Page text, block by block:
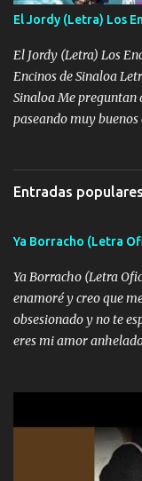
alteró de repente Mi
ha rajado pal
Peñasco Me fajó una
zapatos mi es...
El Jordy (Letra) Los
El Jordy (Letra) Los
Encinos de Sinaloa
Sinaloa Me preguntan
paseando muy
miraban trabajando la
familia que nunca les
mi esposa no se ra'ja
tumbaron prisionero
que estaban muy
enfiesto me gusta
responsable hay
me cuida de las
Entradas populares
Ya Borracho (Letra
Ya Borracho (Letra
enamoré y creo que
obsesionado y no te
eres mi amor
cariño de mi alma
preguntas y digas
contenta como yo por